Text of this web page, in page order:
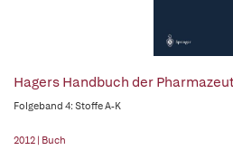
Hagers Handbuch der
Folgeband 4: Stoffe A-K
2012 | Buch